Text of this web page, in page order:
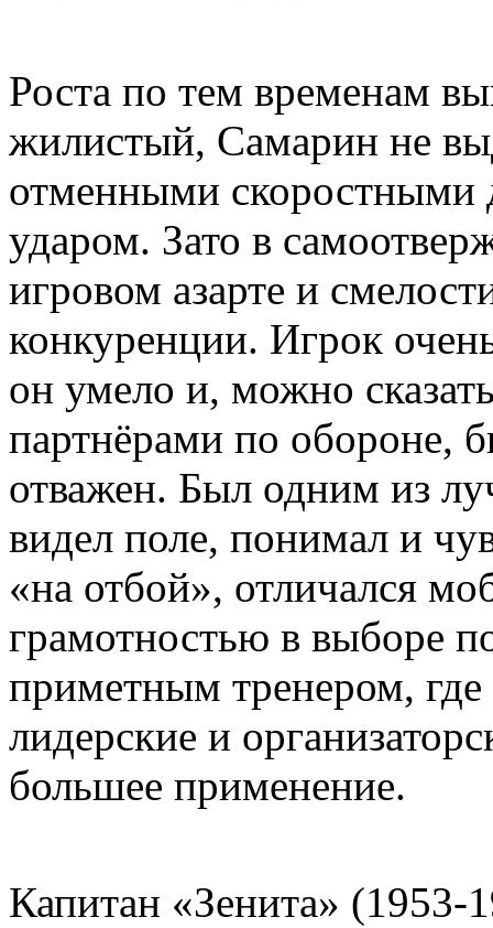
Роста по тем временам
жилистый, Самарин не
отменными
ударом. Зато в
игровом азарте и
конкуренции. Игрок
он умело и, можно
партнёрами по обороне,
отважен. Был одним из
видел поле, понимал и
«на отбой», отличался
грамотностью в выборе
приметным тренером, где
лидерские и
большее применение.
Капитан «Зенита» (1953-